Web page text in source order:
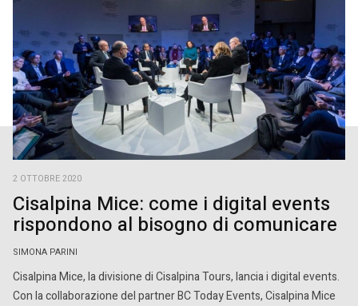
2 OTTOBRE 2020
Cisalpina Mice: come i digital events
rispondono al bisogno di comunicare
SIMONA PARINI
Cisalpina Mice, la divisione di Cisalpina Tours, lancia i digital events.
Con la collaborazione del partner BC Today Events, Cisalpina Mice